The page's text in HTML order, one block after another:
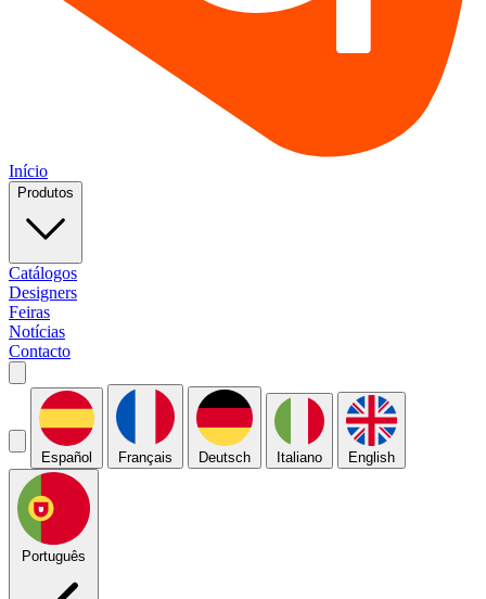
Início
Produtos
Catálogos
Designers
Feiras
Notícias
Contacto
Español Français Deutsch Italiano English
Português